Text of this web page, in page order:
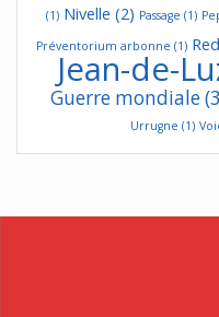
(1) Nivelle (2) Passage (1)
Préventorium arbonne (1)
Jean-de-
Guerre mondiale
Urrugne (1)